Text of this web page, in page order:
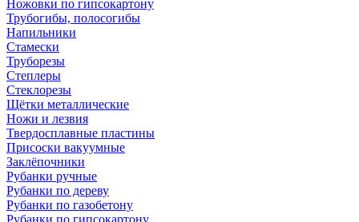
Ножовки по гипсокартону
Трубогибы, полосогибы
Напильники
Стамески
Труборезы
Степлеры
Стеклорезы
Щётки металлические
Ножи и лезвия
Твердосплавные пластины
Присоски вакуумные
Заклёпочники
Рубанки ручные
Рубанки по дереву
Рубанки по газобетону
Рубанки по гипсокартону